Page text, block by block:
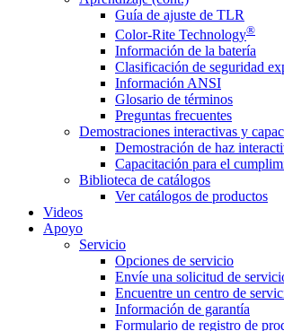
Guía de ajuste de TLR
Color-Rite Technology®
Información de la batería
Clasificación de seguridad
Información ANSI
Glosario de términos
Preguntas frecuentes
Demostraciones interactivas y
Demostración de haz
Capacitación para el
Biblioteca de catálogos
Ver catálogos de productos
Videos
Apoyo
Servicio
Opciones de servicio
Envíe una solicitud de
Encuentre un centro de
Información de garantía
Formulario de registro de